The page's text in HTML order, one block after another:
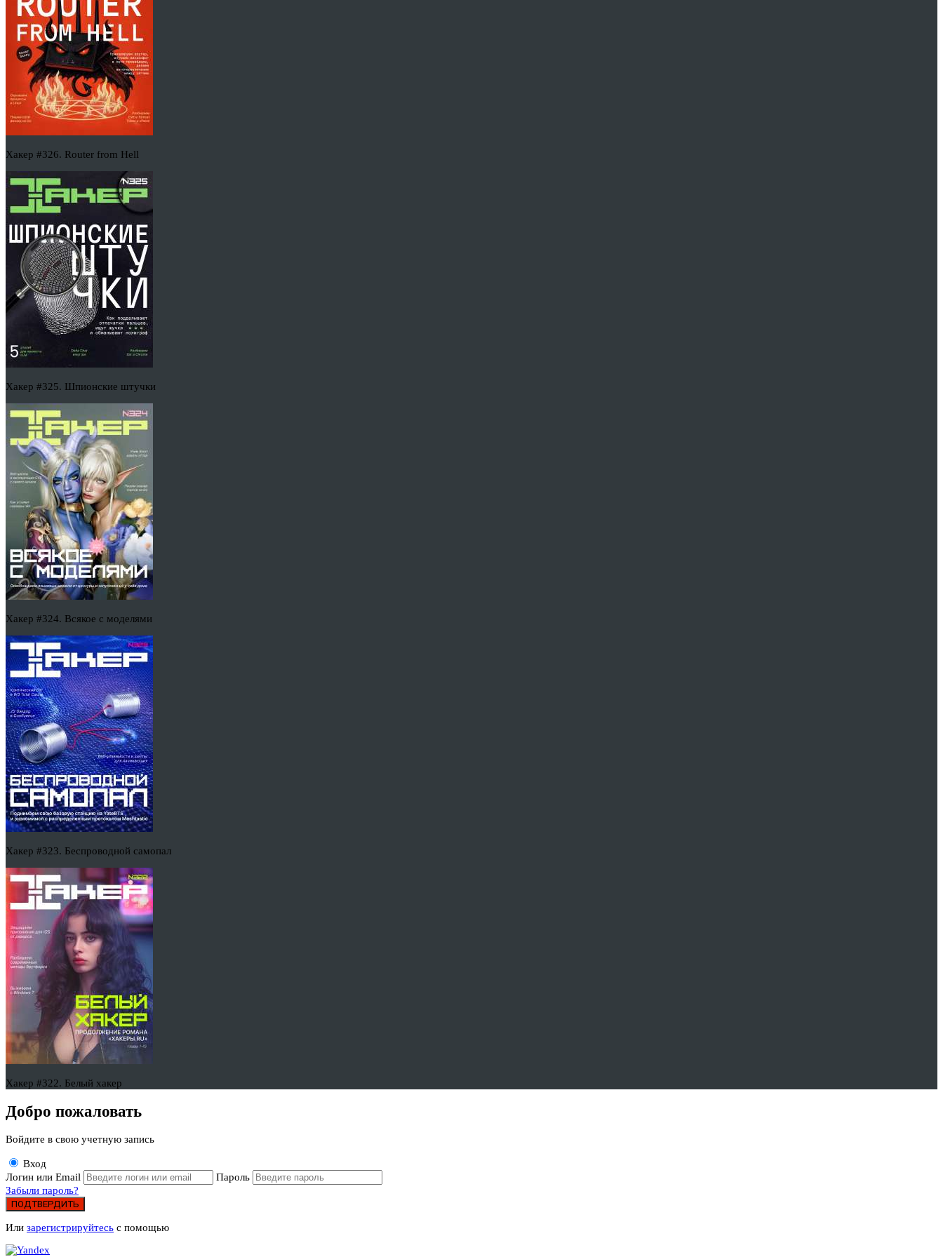
Хакер #326. Router from Hell
Хакер #325. Шпионские штучки
Хакер #324. Всякое с моделями
Хакер #323. Беспроводной самопал
Хакер #322. Белый хакер
Добро пожаловать
Войдите в свою учетную запись
Вход
Логин или Email
Пароль
Забыли пароль?
ПОДТВЕРДИТЬ
Или зарегистрируйтесь с помощью